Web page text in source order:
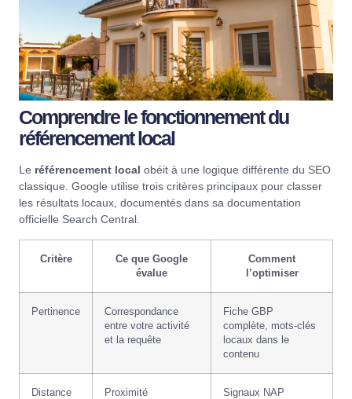
Comprendre le fonctionnement du
référencement local
Le référencement local obéit à une logique différente du SEO
classique. Google utilise trois critères principaux pour classer
les résultats locaux, documentés dans sa documentation
officielle Search Central.
Critère
Ce que Google
évalue
Comment
l’optimiser
Pertinence
Correspondance
entre votre activité
et la requête
Fiche GBP
complète, mots-clés
locaux dans le
contenu
Distance
Proximité
Signaux NAP